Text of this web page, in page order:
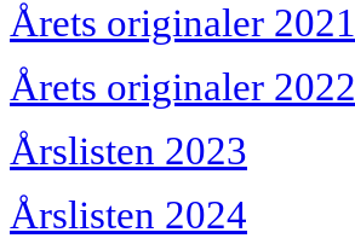
Årets originaler 2021
Årets originaler 2022
Årslisten 2023
Årslisten 2024